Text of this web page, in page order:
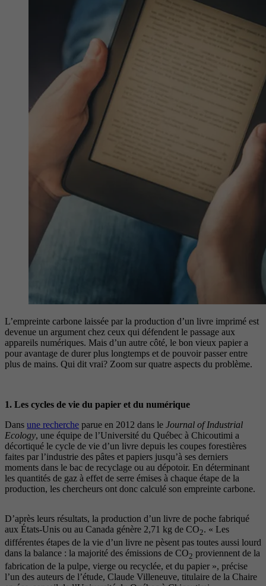
L’empreinte carbone laissée par la production d’un livre imprimé est
devenue un argument chez ceux qui défendent le passage aux
appareils numériques. Mais d’un autre côté, le bon vieux papier a
pour avantage de durer plus longtemps et de pouvoir passer entre
plus de mains. Qui dit vrai? Zoom sur quatre aspects du problème.
1. Les cycles de vie du papier et du numérique
Dans une recherche parue en 2012 dans le Journal of Industrial
Ecology, une équipe de l’Université du Québec à Chicoutimi a
décortiqué le cycle de vie d’un livre depuis les coupes forestières
faites par l’industrie des pâtes et papiers jusqu’à ses derniers
moments dans le bac de recyclage ou au dépotoir. En déterminant
les quantités de gaz à effet de serre émises à chaque étape de la
production, les chercheurs ont donc calculé son empreinte carbone.
D’après leurs résultats, la production d’un livre de poche fabriqué
aux États-Unis ou au Canada génère 2,71 kg de CO2. « Les
différentes étapes de la vie d’un livre ne pèsent pas toutes aussi lourd
dans la balance : la majorité des émissions de CO2 proviennent de la
fabrication de la pulpe, vierge ou recyclée, et du papier », précise
l’un des auteurs de l’étude, Claude Villeneuve, titulaire de la Chaire